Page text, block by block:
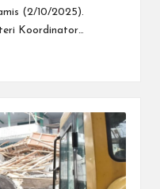
(2/10/2025).
Koordinator…